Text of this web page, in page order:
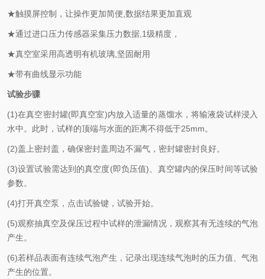
★触摸屏控制，让操作更加简便,数据结果更加直观
★通过进口压力传感器采集压力数据,1级精度，
★真空室采用高透明有机玻璃,坚固耐用
★带有曲线显示功能
试验步骤
(1)在真空密封罐(即真空室)内放入适量的蒸馏水，将输液袋试样浸入
水中。此时，试样的顶端与水面的距离不得低于25mm。
(2)盖上密封盖，确保密封盖周边不漏气，密封罐密封良好。
(3)设置试验需达到的真空度(即负压值)、真空罐内的保压时间等试验
参数。
(4)打开真空泵，点击试验键，试验开始。
(5)观察抽真空及保压过程中试样的泄漏情况，观察其有无连续的气泡
产生。
(6)若样品表面有连续气泡产生，记录出现连续气泡时的压力值、气泡
产生的位置。